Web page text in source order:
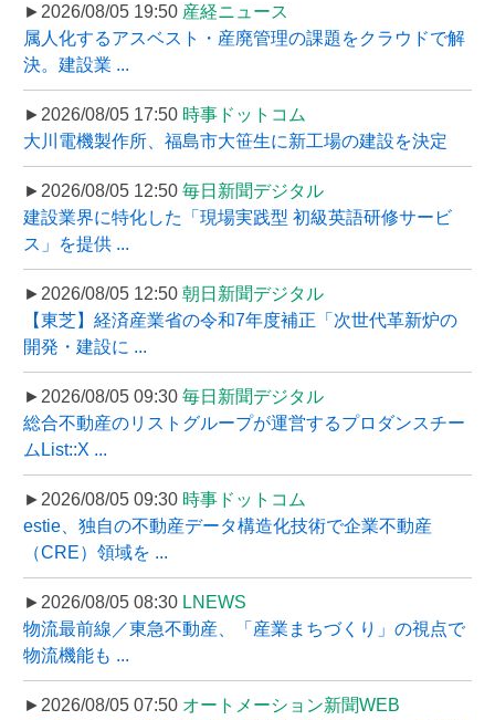
►2026/08/05 19:50 産経ニュース
属人化するアスベスト・産廃管理の課題をクラウドで解
決。建設業 ...
►2026/08/05 17:50 時事ドットコム
大川電機製作所、福島市大笹生に新工場の建設を決定
►2026/08/05 12:50 毎日新聞デジタル
建設業界に特化した「現場実践型 初級英語研修サービ
ス」を提供 ...
►2026/08/05 12:50 朝日新聞デジタル
【東芝】経済産業省の令和7年度補正「次世代革新炉の
開発・建設に ...
►2026/08/05 09:30 毎日新聞デジタル
総合不動産のリストグループが運営するプロダンスチー
ムList::X ...
►2026/08/05 09:30 時事ドットコム
estie、独自の不動産データ構造化技術で企業不動産
（CRE）領域を ...
►2026/08/05 08:30 LNEWS
物流最前線／東急不動産、「産業まちづくり」の視点で
物流機能も ...
►2026/08/05 07:50 オートメーション新聞WEB